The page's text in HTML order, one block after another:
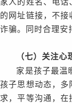
的网址链接，不接
诈骗。同时合理安
（七）关注心
家是孩子最温
孩子思想动态，多
求，平等沟通，在